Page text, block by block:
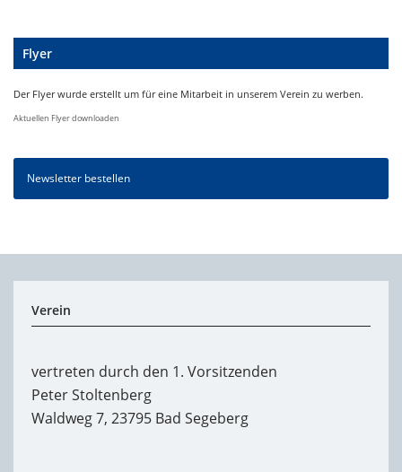
Flyer
Der Flyer wurde erstellt um für eine Mitarbeit in unserem Verein zu werben.
Aktuellen Flyer downloaden
Newsletter bestellen
Verein
vertreten durch den 1. Vorsitzenden
Peter Stoltenberg
Waldweg 7, 23795 Bad Segeberg